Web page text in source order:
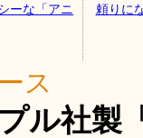
ーな「アニ
頼りに
ス
ル社製